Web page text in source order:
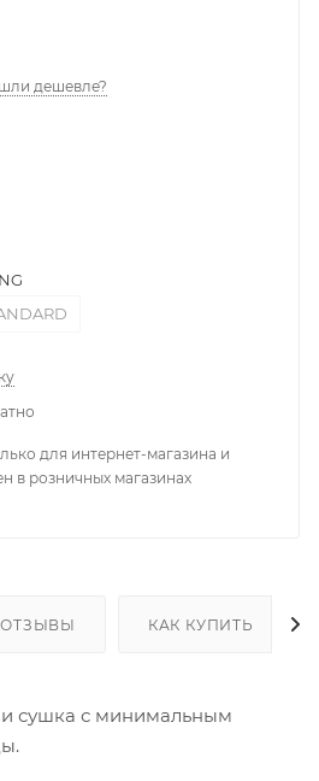
дешевле?
для интернет-магазина и
в розничных магазинах
ОТЗЫВЫ КАК КУПИТЬ
сушка с минимальным